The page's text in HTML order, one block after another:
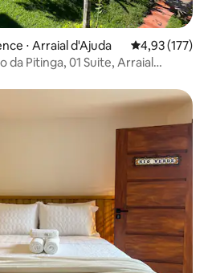
⋅ Arraial d'Ajuda Évaluation
4,93 (177)
da Pitinga, 01 Suite, Arraial